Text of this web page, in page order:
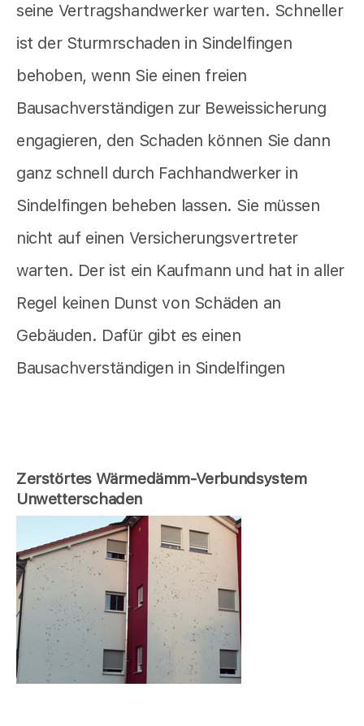
seine Vertragshandwerker warten. Schneller
ist der Sturmrschaden in Sindelfingen
behoben, wenn Sie einen freien
Bausachverständigen zur Beweissicherung
engagieren, den Schaden können Sie dann
ganz schnell durch Fachhandwerker in
Sindelfingen beheben lassen. Sie müssen
nicht auf einen Versicherungsvertreter
warten. Der ist ein Kaufmann und hat in aller
Regel keinen Dunst von Schäden an
Gebäuden. Dafür gibt es einen
Bausachverständigen in Sindelfingen
Zerstörtes Wärmedämm-Verbundsystem
Unwetterschaden